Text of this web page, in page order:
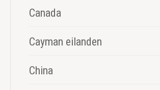
Canada
Cayman eilanden
China